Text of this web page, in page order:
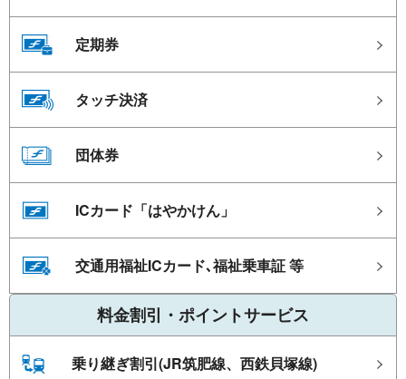
定期券
タッチ決済
団体券
ICカード「はやかけん」
交通用福祉ICカード､福祉乗車証 等
料金割引・ポイントサービス
乗り継ぎ割引(JR筑肥線、西鉄貝塚線)